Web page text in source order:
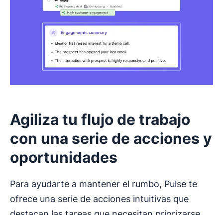
Agiliza tu flujo de trabajo
con una serie de acciones y
oportunidades
Para ayudarte a mantener el rumbo, Pulse te
ofrece una serie de acciones intuitivas que